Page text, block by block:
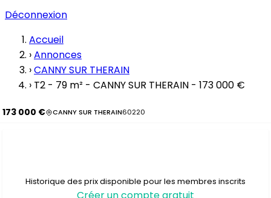
Déconnexion
Accueil
›Annonces
›CANNY SUR THERAIN
› T2 - 79 m² - CANNY SUR THERAIN - 173 000 €
173 000 € CANNY SUR THERAIN60220
Historique des prix disponible pour les membres inscrits
Créer un compte gratuit